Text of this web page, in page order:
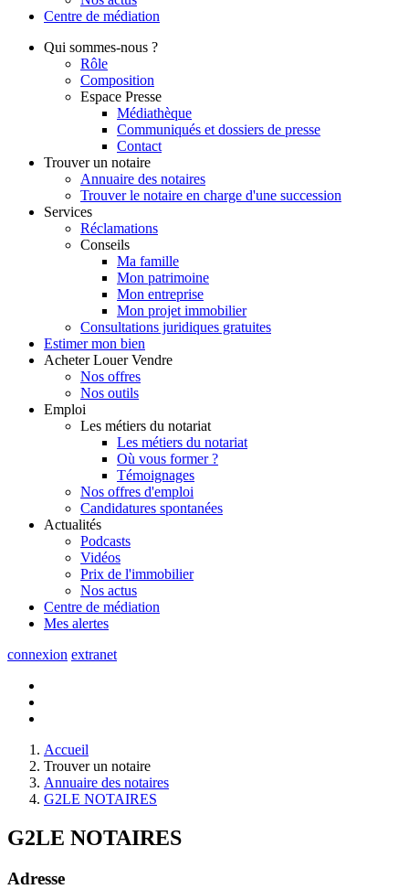
Centre de médiation
Qui sommes-nous ?
Rôle
Composition
Espace Presse
Médiathèque
Communiqués et dossiers de presse
Contact
Trouver un notaire
Annuaire des notaires
Trouver le notaire en charge d'une succession
Services
Réclamations
Conseils
Ma famille
Mon patrimoine
Mon entreprise
Mon projet immobilier
Consultations juridiques gratuites
Estimer mon bien
Acheter Louer Vendre
Nos offres
Nos outils
Emploi
Les métiers du notariat
Les métiers du notariat
Où vous former ?
Témoignages
Nos offres d'emploi
Candidatures spontanées
Actualités
Podcasts
Vidéos
Prix de l'immobilier
Nos actus
Centre de médiation
Mes alertes
connexion extranet
Accueil
Trouver un notaire
Annuaire des notaires
G2LE NOTAIRES
G2LE NOTAIRES
Adresse